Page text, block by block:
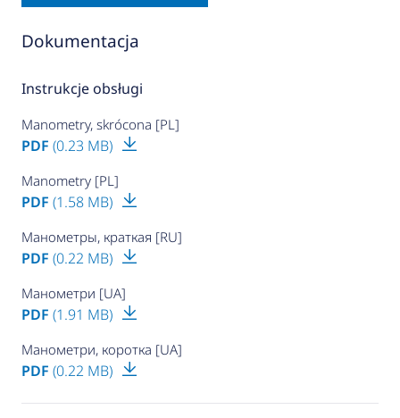
Dokumentacja
Instrukcje obsługi
Manometry, skrócona [PL]
PDF (0.23 MB)
Manometry [PL]
PDF (1.58 MB)
Манометры, краткая [RU]
PDF (0.22 MB)
Манометри [UA]
PDF (1.91 MB)
Манометри, коротка [UA]
PDF (0.22 MB)